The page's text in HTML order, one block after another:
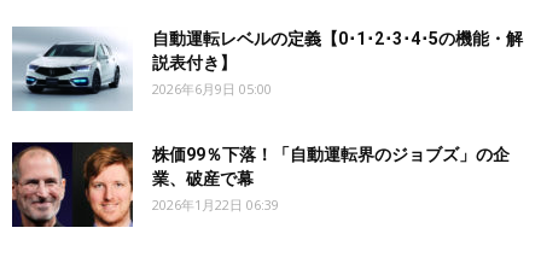
自動運転レベルの定義【0･1･2･3･4･5の機能・解
説表付き】
2026年6月9日 05:00
株価99％下落！「自動運転界のジョブズ」の企
業、破産で幕
2026年1月22日 06:39